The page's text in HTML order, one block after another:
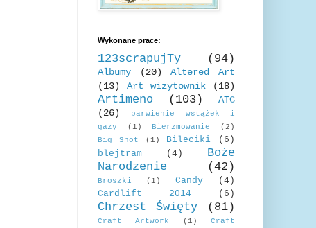
Wykonane prace:
123scrapujTy (94)
Albumy (20)
Altered Art
(13)
Art wizytownik (18)
Artimeno (103)
ATC
(26)
barwienie wstążek i
gazy
(1) Bierzmowanie
(2)
Big Shot
(1) Bileciki
(6)
blejtram
(4)
Boże
Narodzenie
(42)
Broszki (1) Candy
(4)
Cardlift 2014
(6)
Chrzest Święty (81)
Craft Artwork (1)
Craft